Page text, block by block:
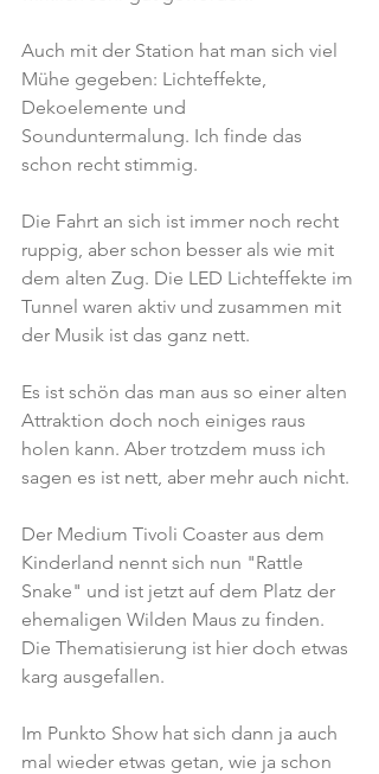
Auch mit der Station hat man sich viel
Mühe gegeben: Lichteffekte,
Dekoelemente und
Sounduntermalung. Ich finde das
schon recht stimmig.
Die Fahrt an sich ist immer noch recht
ruppig, aber schon besser als wie mit
dem alten Zug. Die LED Lichteffekte im
Tunnel waren aktiv und zusammen mit
der Musik ist das ganz nett.
Es ist schön das man aus so einer alten
Attraktion doch noch einiges raus
holen kann. Aber trotzdem muss ich
sagen es ist nett, aber mehr auch nicht.
Der Medium Tivoli Coaster aus dem
Kinderland nennt sich nun "Rattle
Snake" und ist jetzt auf dem Platz der
ehemaligen Wilden Maus zu finden.
Die Thematisierung ist hier doch etwas
karg ausgefallen.
Im Punkto Show hat sich dann ja auch
mal wieder etwas getan, wie ja schon